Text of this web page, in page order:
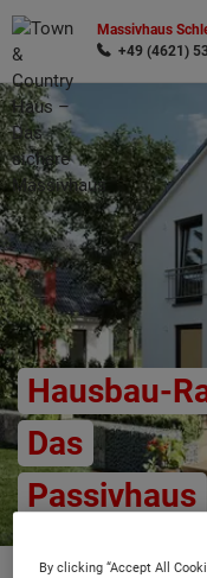
Massivhaus
+49 (4621)
Hausbau-
Das
Passivhaus
Wonach
By clicking “Accept All